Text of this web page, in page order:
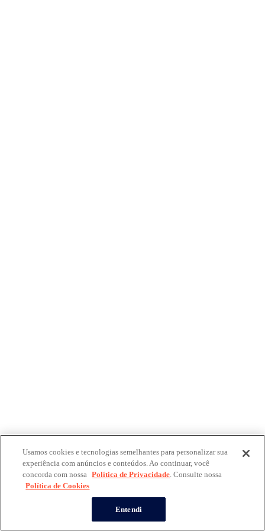
Usamos cookies e tecnologias semelhantes para personalizar sua
experiência com anúncios e conteúdos. Ao continuar, você
concorda com nossa Política de Privacidade. Consulte nossa
Política de Cookies
Entendi